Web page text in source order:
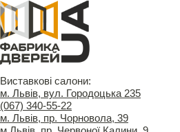
Виставкові салони:
м. Львів, вул. Городоцька 235
(067) 340-55-22
м. Львів, пр. Чорновола, 39